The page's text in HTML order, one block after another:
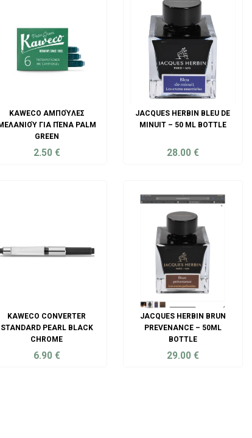
KAWECO ΑΜΠΟΎΛΕΣ
ΓΙΑ ΠΈΝΑ PALM
GREEN
2.50 €
JACQUES HERBIN BLEU DE
MINUIT – 50 ML BOTTLE
28.00 €
KAWECO CONVERTER
STANDARD PEARL BLACK
CHROME
6.90 €
JACQUES HERBIN BRUN
PREVENANCE – 50ML
BOTTLE
29.00 €